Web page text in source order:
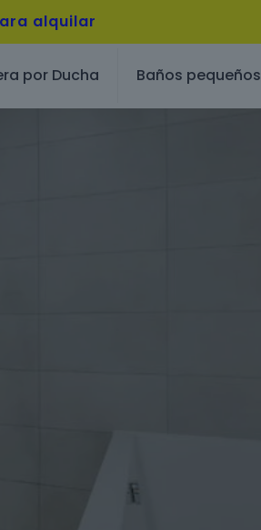
alquilar
por Ducha Baños pequeños